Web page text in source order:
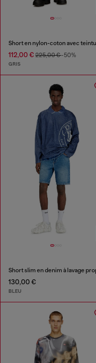
112,00 € 225,00 €-50%
GRIS
130,00 €
BLEU